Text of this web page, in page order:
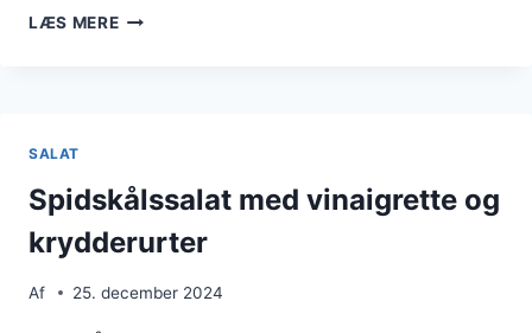
LÆS MERESPIDSKÅLSSALAT
SALAT
Spidskålssalat med vinaigrette og
krydderurter
Af 25. december 2024